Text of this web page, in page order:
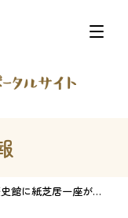
紙芝居一座がやってくる!